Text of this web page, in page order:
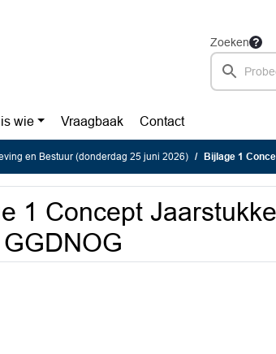
Zoeken
wie Vraagbaak Contact
en Bestuur (donderdag 25 juni 2026) Bijlage 1
1 Concept